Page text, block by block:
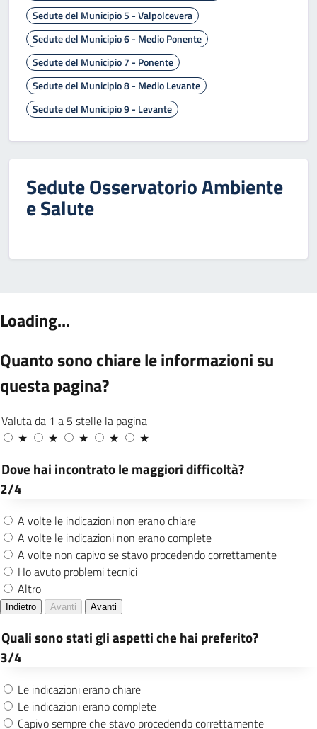
Sedute del Municipio 5 - Valpolcevera
Sedute del Municipio 6 - Medio Ponente
Sedute del Municipio 7 - Ponente
Sedute del Municipio 8 - Medio Levante
Sedute del Municipio 9 - Levante
Sedute Osservatorio Ambiente
e Salute